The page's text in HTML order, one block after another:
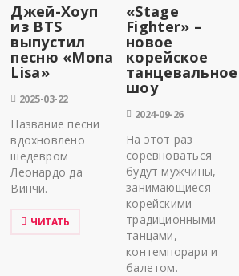
Джей-Хоуп
из BTS
выпустил
песню «Mona
Lisa»
2025-03-22
Название песни
вдохновлено
шедевром
Леонардо да
Винчи.
ЧИТАТЬ
«Stage
Fighter» –
новое
корейское
танцевальное
шоу
2024-09-26
На этот раз
соревноваться
будут мужчины,
занимающиеся
корейскими
традиционными
танцами,
контемпорари и
балетом.